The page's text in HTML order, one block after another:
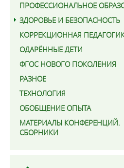
ПРОФЕССИОНАЛЬНОЕ
ЗДОРОВЬЕ И БЕЗОПАСНОСТЬ
КОРРЕКЦИОННАЯ
ОДАРЁННЫЕ ДЕТИ
ФГОС НОВОГО ПОКОЛЕНИЯ
РАЗНОЕ
ТЕХНОЛОГИЯ
ОБОБЩЕНИЕ ОПЫТА
МАТЕРИАЛЫ КОНФЕРЕНЦИЙ.
СБОРНИКИ